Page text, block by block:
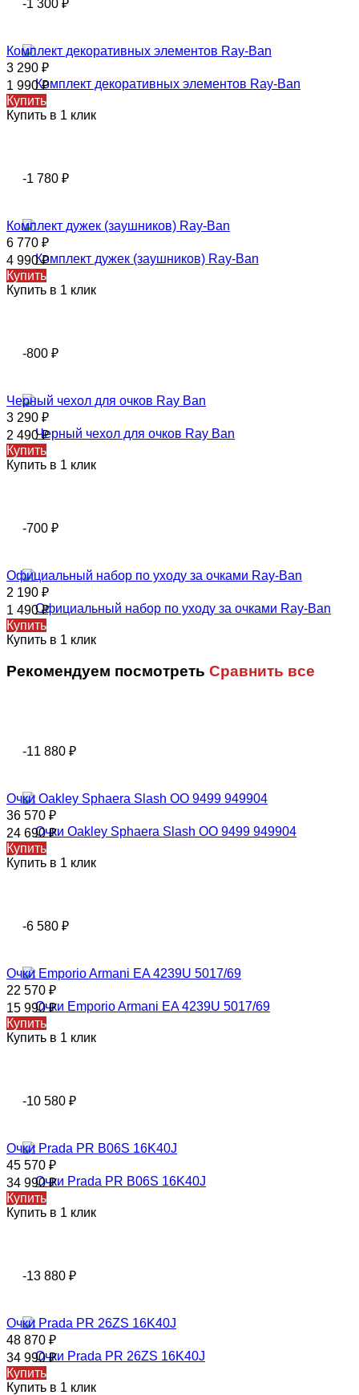
-1 300 ₽
Комплект декоративных элементов Ray-Ban
3 290 ₽
1 990₽
Купить
Купить в 1 клик
-1 780 ₽
Комплект дужек (заушников) Ray-Ban
6 770 ₽
4 990₽
Купить
Купить в 1 клик
-800 ₽
Черный чехол для очков Ray Ban
3 290 ₽
2 490₽
Купить
Купить в 1 клик
-700 ₽
Официальный набор по уходу за очками Ray-Ban
2 190 ₽
1 490₽
Купить
Купить в 1 клик
Рекомендуем посмотреть Сравнить все
-11 880 ₽
Очки Oаklеy Sphaera Slash OO 9499 949904
36 570 ₽
24 690₽
Купить
Купить в 1 клик
-6 580 ₽
Очки Emporio Armani EA 4239U 5017/69
22 570 ₽
15 990₽
Купить
Купить в 1 клик
-10 580 ₽
Очки Prada PR B06S 16K40J
45 570 ₽
34 990₽
Купить
Купить в 1 клик
-13 880 ₽
Очки Prada PR 26ZS 16K40J
48 870 ₽
34 990₽
Купить
Купить в 1 клик